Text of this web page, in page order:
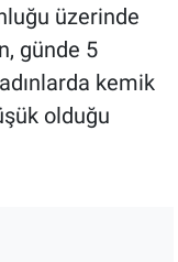
üzerinde
günde 5
kemik
olduğu